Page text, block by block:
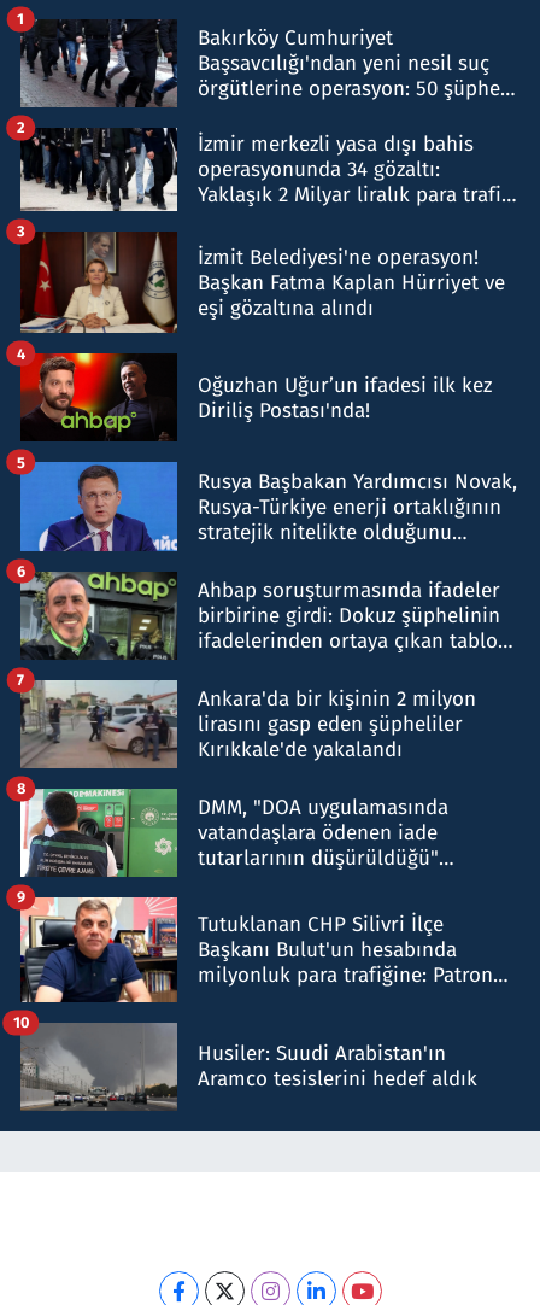
Bakırköy Cumhuriyet
Başsavcılığı'ndan yeni nesil suç
örgütlerine operasyon: 50 şüpheli
1
İzmir merkezli yasa dışı bahis
operasyonunda 34 gözaltı:
Yaklaşık 2 Milyar liralık para trafiği
2
İzmit Belediyesi'ne operasyon!
Başkan Fatma Kaplan Hürriyet ve
eşi gözaltına alındı
3
Oğuzhan Uğur’un ifadesi ilk kez
Diriliş Postası'nda!
4
Rusya Başbakan Yardımcısı Novak,
Rusya-Türkiye enerji ortaklığının
stratejik nitelikte olduğunu
5
Ahbap soruşturmasında ifadeler
birbirine girdi: Dokuz şüphelinin
ifadelerinden ortaya çıkan tablo
6
Ankara'da bir kişinin 2 milyon
lirasını gasp eden şüpheliler
Kırıkkale'de yakalandı
7
DMM, "DOA uygulamasında
vatandaşlara ödenen iade
tutarlarının düşürüldüğü"
8
Tutuklanan CHP Silivri İlçe
Başkanı Bulut'un hesabında
milyonluk para trafiğine: Patron
9
Husiler: Suudi Arabistan'ın
Aramco tesislerini hedef aldık
10